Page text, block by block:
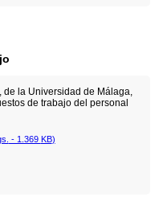
la Universidad de Málaga,
de trabajo del personal
- 1.369 KB)